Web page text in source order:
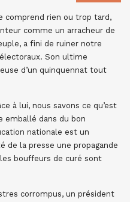
comprend rien ou trop tard,
comme un arracheur de
a fini de ruiner notre
Son ultime
d’un quinquennat tout
à lui, nous savons ce qu’est
emballé dans du bon
nationale est un
de la presse une propagande
bouffeurs de curé sont
corrompus, un président